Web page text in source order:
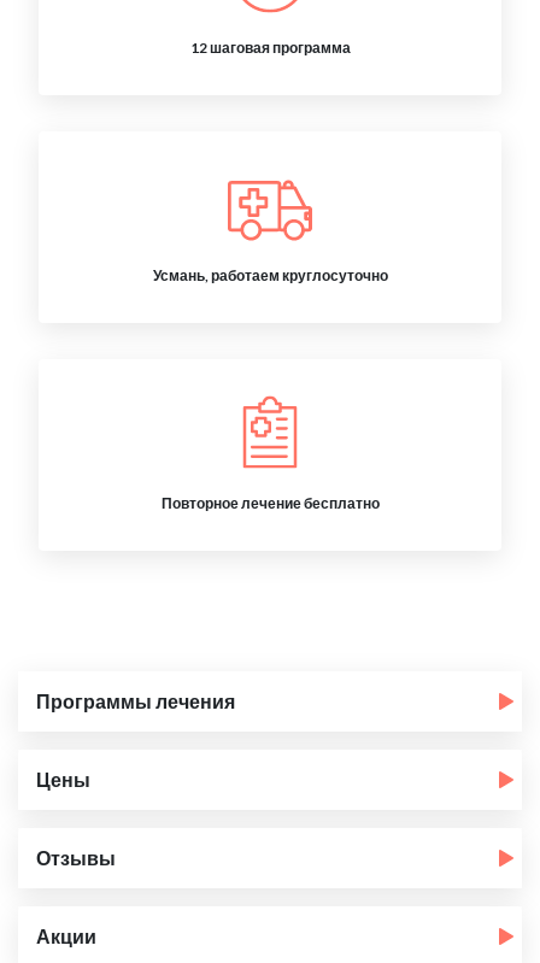
12 шаговая программа
Усмань, работаем круглосуточно
Повторное лечение бесплатно
Программы лечения
Цены
Отзывы
Акции